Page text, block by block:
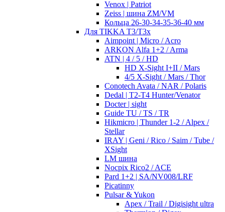
Venox | Patriot
Zeiss | шина ZM/VM
Кольца 26-30-34-35-36-40 мм
Для TIKKA T3/T3x
Aimpoint | Micro / Acro
ARKON Alfa 1+2 / Arma
ATN | 4 / 5 / HD
HD X-Sight I+II / Mars
4/5 X-Sight / Mars / Thor
Conotech Avata / NAR / Polaris
Dedal | T2-T4 Hunter/Venator
Docter | sight
Guide TU / TS / TR
Hikmicro | Thunder 1-2 / Alpex /
Stellar
IRAY | Geni / Rico / Saim / Tube /
XSight
LM шина
Nocpix Rico2 / ACE
Pard 1+2 | SA/NV008/LRF
Picatinny
Pulsar & Yukon
Apex / Trail / Digisight ultra